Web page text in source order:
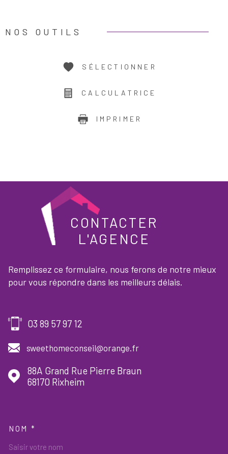
NOS OUTILS
SÉLECTIONNER
CALCULATRICE
IMPRIMER
CONTACTER
L'AGENCE
Remplissez ce formulaire, nous ferons de notre mieux
pour vous répondre dans les meilleurs délais.
03 89 57 97 12
sweethomeconseil@orange.fr
88A Grand Rue Pierre Braun
68170
Rixheim
NOM *